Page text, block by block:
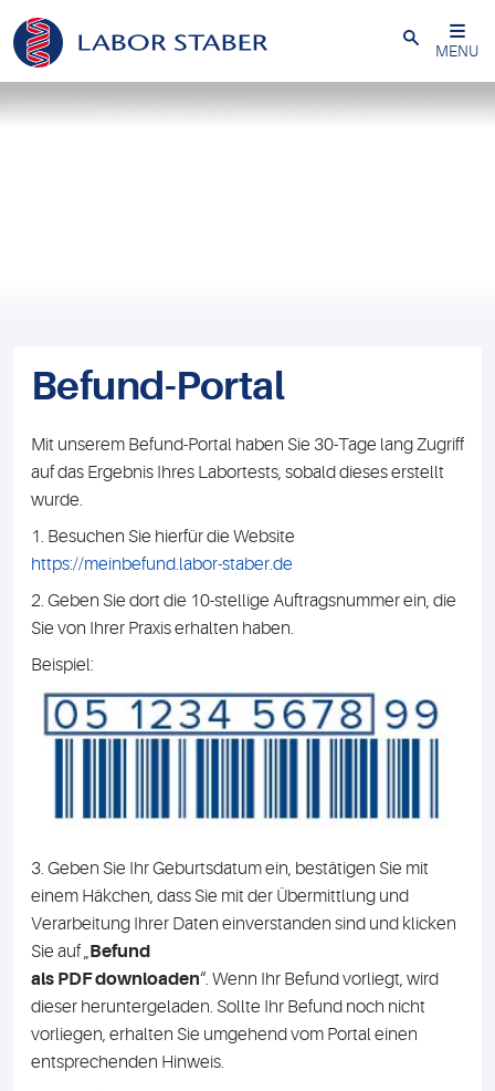
Schließen
MENU
Befund-Portal
Mit unserem Befund-Portal haben Sie 30-Tage lang Zugriff
auf das Ergebnis Ihres Labortests, sobald dieses erstellt
wurde.
1. Besuchen Sie hierfür die Website
https://meinbefund.labor-staber.de
2. Geben Sie dort die 10-stellige Auftragsnummer ein, die
Sie von Ihrer Praxis erhalten haben.
Beispiel:
3. Geben Sie Ihr Geburtsdatum ein, bestätigen Sie mit
einem Häkchen, dass Sie mit der Übermittlung und
Verarbeitung Ihrer Daten einverstanden sind und klicken
Sie auf „Befund
als PDF downloaden“. Wenn Ihr Befund vorliegt, wird
dieser heruntergeladen. Sollte Ihr Befund noch nicht
vorliegen, erhalten Sie umgehend vom Portal einen
entsprechenden Hinweis.